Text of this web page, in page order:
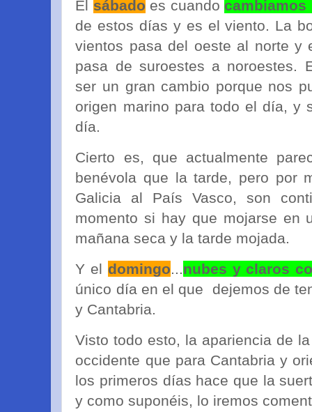
El sábado es cuandocambiamos
de estos días y es el viento. La
vientos pasa del oeste al norte y
pasa de suroestes a noroestes.
ser un gran cambio porque nos
origen marino para todo el día, y
día.
Cierto es, que actualmente
benévola que la tarde, pero por
Galicia al País Vasco, son
momento si hay que mojarse en
mañana seca y la tarde mojada.
Y el domingo...nubes y claros
único día en el que dejemos de
y Cantabria.
Visto todo esto, la apariencia de
occidente que para Cantabria y
los primeros días hace que la
y como suponéis, lo iremos